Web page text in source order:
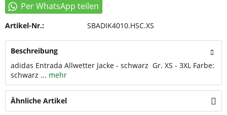
Artikel-Nr.: SBADIK4010.HSC.XS
Beschreibung
adidas Entrada Allwetter Jacke - schwarz Gr. XS - 3XL Farbe:
schwarz ... mehr
Ähnliche Artikel